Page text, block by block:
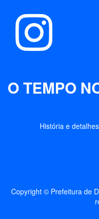
O TEMPO
História e
Copyright © Prefeitura de